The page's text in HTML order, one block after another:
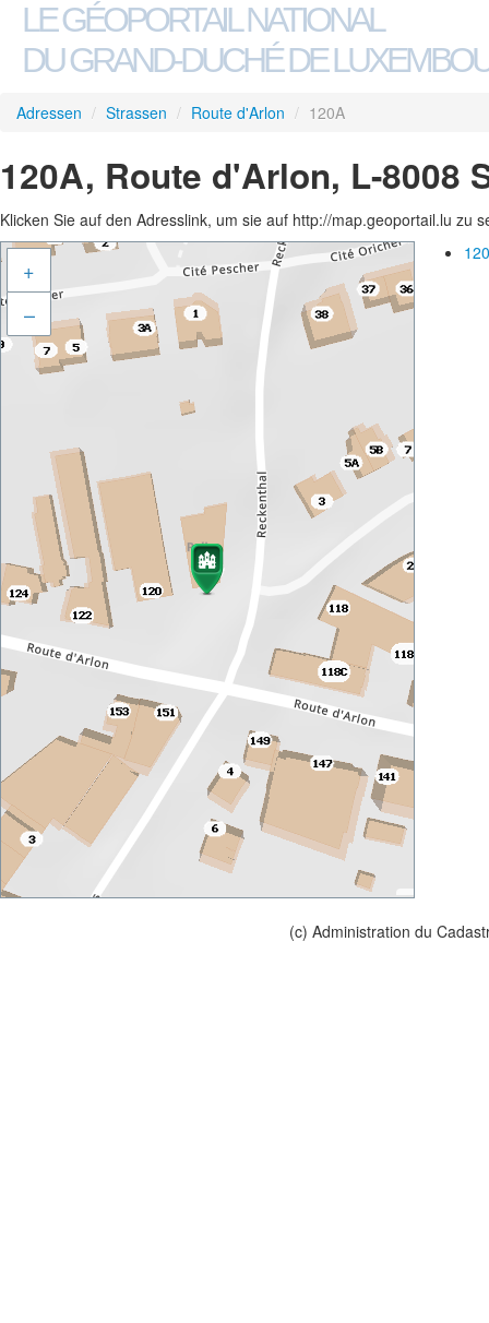
LE GÉOPORTAIL NATIONAL
DU GRAND-DUCHÉ DE
Adressen / Strassen / Route d'Arlon / 120A
120A, Route d'Arlon, L-8008
Klicken Sie auf den Adresslink, um sie auf http://map.geoportail.lu zu
+
–
(c) Administration du